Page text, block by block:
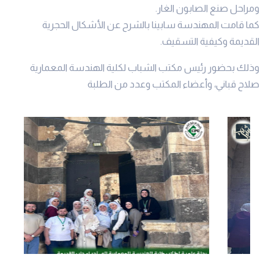
ومراحل صنع الصابون الغار.
كما قامت المهندسة سابينا بالشرح عن الأشكال الحجرية
القديمة وكيفية التسقيف.
وذلك بحضور رئيس مكتب الشباب لكلية الهندسة المعمارية
صلاح قباني، وأعضاء المكتب وعدد من الطلبة